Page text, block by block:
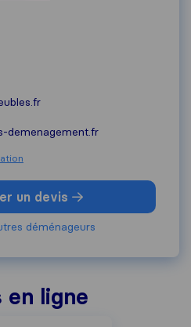
demenagement.fr
un devis
déménageurs
en ligne